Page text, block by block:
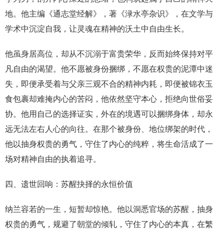
地。他主编《通志堂经解》，著《渌水亭杂识》，在文学与
学术中沉淀自我，让灵魂在精神的沃土中自由生长。
他虽身居高位，却从不沉溺于富贵荣华，反而始终保持对平
凡自由的渴望。他不愿被身份捆绑，不愿在权贵的泥潭中迷
失，即便承受着与父亲三观不合的精神内耗，即便被锦衣玉
食包裹却难掩内心的苦闷，他依然坚守本心，拒绝向世俗妥
协。他用自己的选择证实，外在的境遇可以捆绑身体，却永
远无法左右人心的向往。在那个被身份、地位绑架的时代，
他以抽身权贵的勇气，守住了内心的纯粹，将生命活成了一
场对精神自由的执着追寻。
四、遗世回响：苏醒抉择的永恒价值
纳兰容若的一生，短暂却惊艳。他以洞悉官场的苏醒，抽身
权贵的勇气，规避了朝堂的倾轧，守住了内心的本真，在繁